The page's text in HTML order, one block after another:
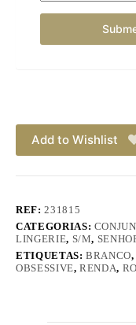
Add to Wishlist
REF:231815
CATEGORIAS:
LINGERIE, S/M,
ETIQUETAS:BRANCO
OBSESSIVE,RENDA,